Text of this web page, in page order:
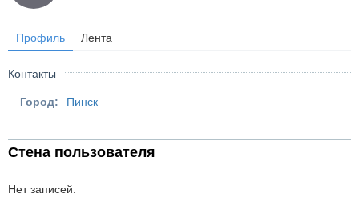
Профиль Лента
Контакты
Город: Пинск
Стена пользователя
Нет записей.